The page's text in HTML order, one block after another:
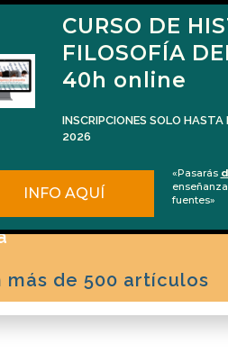
sobre Yoga, la
más de 500 artículos
CURSO DE
FILOSOFÍA
40h online
INSCRIPCIONES SOLO HASTA
2026
INFO AQUÍ
«Pasarás
fuentes»